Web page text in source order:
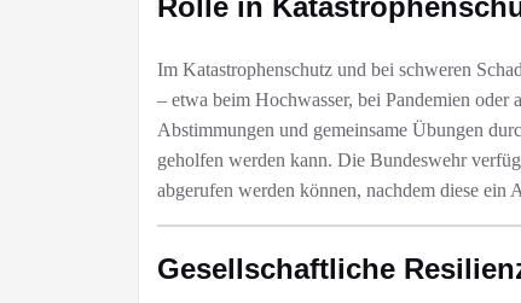
Im Katastrophenschutz und bei schweren
– etwa beim Hochwasser, bei Pandemien oder
Abstimmungen und gemeinsame Übungen
geholfen werden kann. Die Bundeswehr
abgerufen werden können, nachdem diese ein
Gesellschaftliche